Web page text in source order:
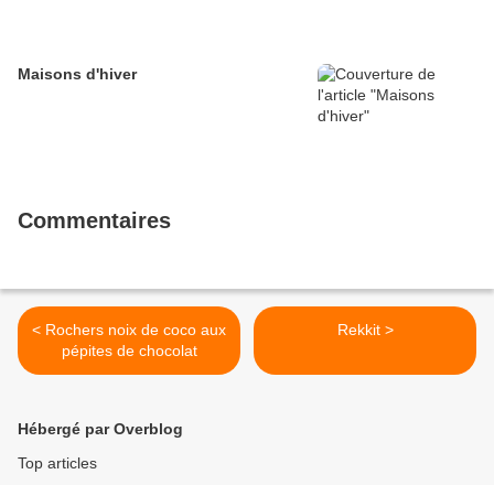
Maisons d'hiver
Commentaires
< Rochers noix de coco aux
pépites de chocolat
Rekkit >
Hébergé par Overblog
Top articles